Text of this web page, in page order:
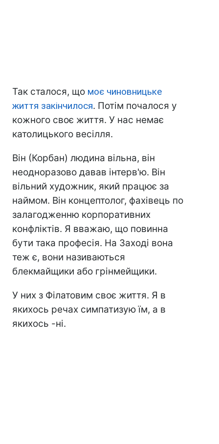
Так сталося, що моє чиновницьке
життя закінчилося. Потім почалося у
кожного своє життя. У нас немає
католицького весілля.
Він (Корбан) людина вільна, він
неодноразово давав інтерв'ю. Він
вільний художник, який працює за
наймом. Він концептолог, фахівець по
залагодженню корпоративних
конфліктів. Я вважаю, що повинна
бути така професія. На Заході вона
теж є, вони називаються
блекмайщики або грінмейщики.
У них з Філатовим своє життя. Я в
якихось речах симпатизую їм, а в
якихось -ні.